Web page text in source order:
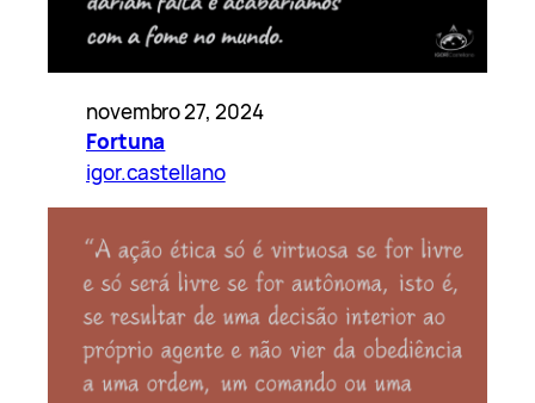
novembro 27, 2024
Fortuna
igor.castellano